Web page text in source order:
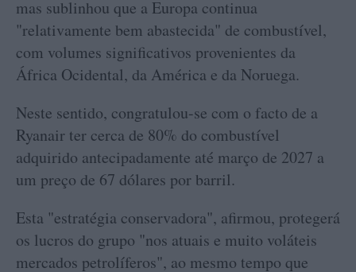
mas sublinhou que a Europa continua
"relativamente bem abastecida" de combustível,
com volumes significativos provenientes da
África Ocidental, da América e da Noruega.
Neste sentido, congratulou-se com o facto de a
Ryanair ter cerca de 80% do combustível
adquirido antecipadamente até março de 2027 a
um preço de 67 dólares por barril.
Esta "estratégia conservadora", afirmou, protegerá
os lucros do grupo "nos atuais e muito voláteis
mercados petrolíferos", ao mesmo tempo que